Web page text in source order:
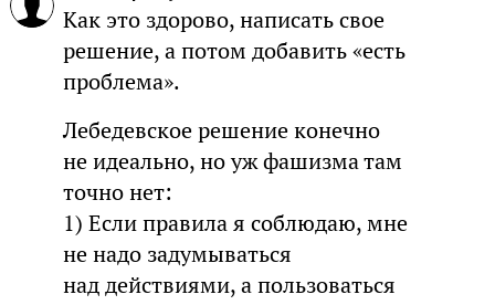
Как это здорово, написать свое
решение, а потом добавить «есть
проблема».
Лебедевское решение конечно
не идеально, но уж фашизма там
точно нет:
1) Если правила я соблюдаю, мне
не надо задумываться
над действиями, а пользоваться